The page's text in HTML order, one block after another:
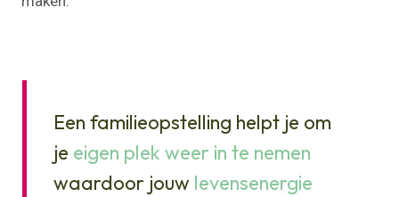
Een familieopstelling helpt je om
je eigen plek weer in te nemen
waardoor jouw levensenergie